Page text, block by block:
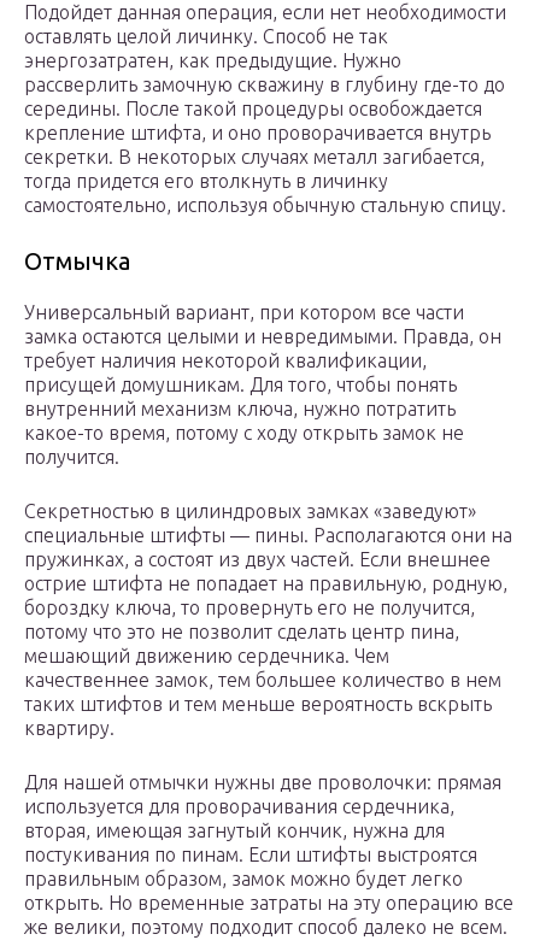
Подойдет данная операция, если нет необходимости
оставлять целой личинку. Способ не так
энергозатратен, как предыдущие. Нужно
рассверлить замочную скважину в глубину где-то до
середины. После такой процедуры освобождается
крепление штифта, и оно проворачивается внутрь
секретки. В некоторых случаях металл загибается,
тогда придется его втолкнуть в личинку
самостоятельно, используя обычную стальную спицу.
Отмычка
Универсальный вариант, при котором все части
замка остаются целыми и невредимыми. Правда, он
требует наличия некоторой квалификации,
присущей домушникам. Для того, чтобы понять
внутренний механизм ключа, нужно потратить
какое-то время, потому с ходу открыть замок не
получится.
Секретностью в цилиндровых замках «заведуют»
специальные штифты — пины. Располагаются они на
пружинках, а состоят из двух частей. Если внешнее
острие штифта не попадает на правильную, родную,
бороздку ключа, то провернуть его не получится,
потому что это не позволит сделать центр пина,
мешающий движению сердечника. Чем
качественнее замок, тем большее количество в нем
таких штифтов и тем меньше вероятность вскрыть
квартиру.
Для нашей отмычки нужны две проволочки: прямая
используется для проворачивания сердечника,
вторая, имеющая загнутый кончик, нужна для
постукивания по пинам. Если штифты выстроятся
правильным образом, замок можно будет легко
открыть. Но временные затраты на эту операцию все
же велики, поэтому подходит способ далеко не всем.